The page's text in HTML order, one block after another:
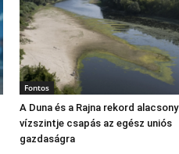
Fontos
A Duna és a Rajna rekord alacsony
vízszintje csapás az egész uniós
gazdaságra